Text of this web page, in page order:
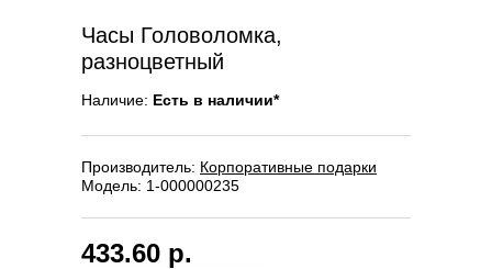
Часы Головоломка,
разноцветный
Наличие: Есть в наличии*
Производитель: Корпоративные подарки
Модель: 1-000000235
433.60 р.